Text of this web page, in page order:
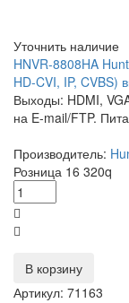
Уточнить наличие
HNVR-8808HA
HD-CVI, IP, CVBS)
Выходы: HDMI,
на E-mail/FTP.
Производитель:
Розница 16 320q
В корзину
Артикул: 71163